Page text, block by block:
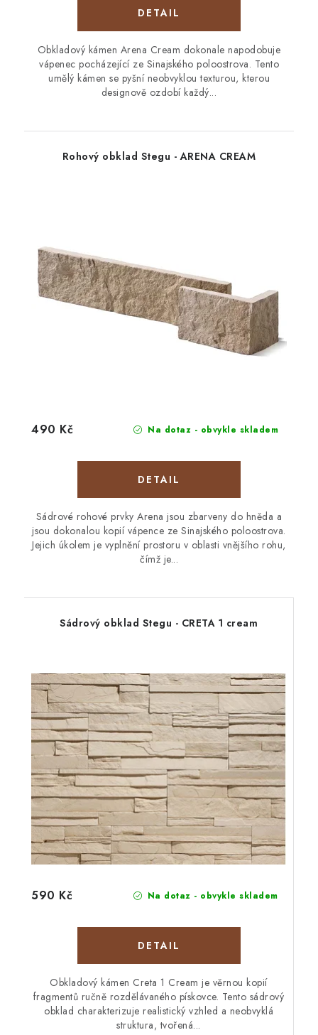
Obkladový kámen Arena Cream dokonale napodobuje
vápenec pocházející ze Sinajského poloostrova. Tento
umělý kámen se pyšní neobvyklou texturou, kterou
designově ozdobí každý...
Rohový obklad Stegu - ARENA CREAM
Na dotaz - obvykle skladem
490 Kč
Sádrové rohové prvky Arena jsou zbarveny do hněda a
jsou dokonalou kopií vápence ze Sinajského poloostrova.
Jejich úkolem je vyplnění prostoru v oblasti vnějšího rohu,
čímž je...
Sádrový obklad Stegu - CRETA 1 cream
Na dotaz - obvykle skladem
590 Kč
Obkladový kámen Creta 1 Cream je věrnou kopií
fragmentů ručně rozdělávaného pískovce. Tento sádrový
obklad charakterizuje realistický vzhled a neobvyklá
struktura, tvořená...